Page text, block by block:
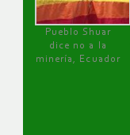
Pueblo Shuar
dice no a la
minería, Ecuador